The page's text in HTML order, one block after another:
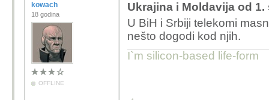
kowach
18 godina
OFFLINE
Ukrajina i Moldavija od
U BiH i Srbiji telekomi
nešto dogodi kod njih.
I`m silicon-based life-form